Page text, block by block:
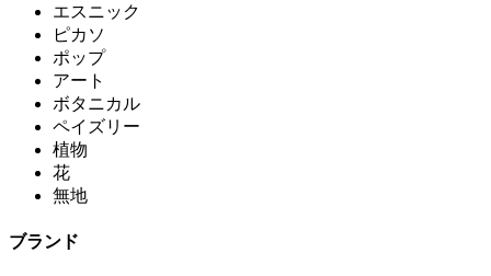
エスニック
ピカソ
ポップ
アート
ボタニカル
ペイズリー
植物
花
無地
ブランド